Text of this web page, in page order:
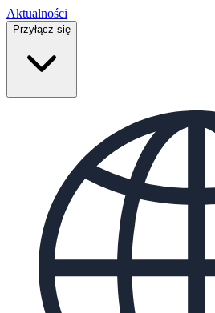
Aktualności
Przyłącz się